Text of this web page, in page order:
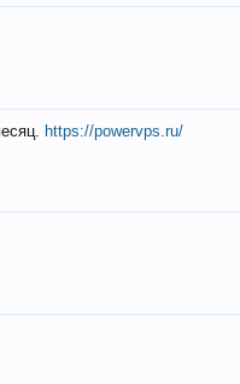
https://powervps.ru/